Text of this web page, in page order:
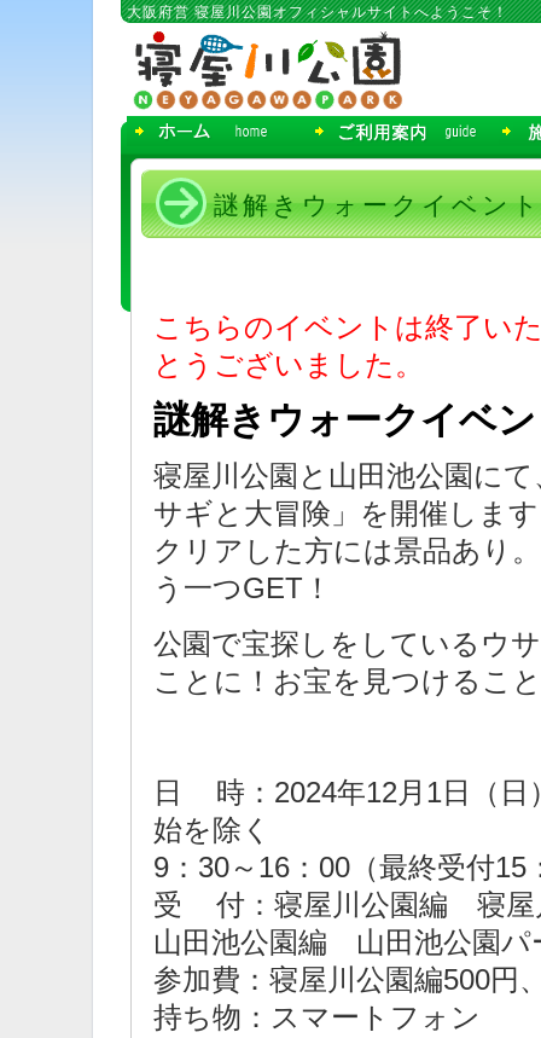
大阪府営 寝屋川公園オフィシャルサイトへようこそ！
コ
ツ
へ
動
謎解きウォークイベン
こちらのイベントは終了い
とうございました。
謎解きウォークイベ
寝屋川公園と山田池公園に
サギと大冒険」を開催しま
クリアした方には景品あり
う一つGET！
公園で宝探しをしているウ
ことに！お宝を見つけるこ
日 時：2024年12月1日（
始を除く
9：30～16：00（最終受付15
受 付：寝屋川公園編 寝屋
山田池公園編 山田池公園パ
参加費：寝屋川公園編500円
持ち物：スマートフォン